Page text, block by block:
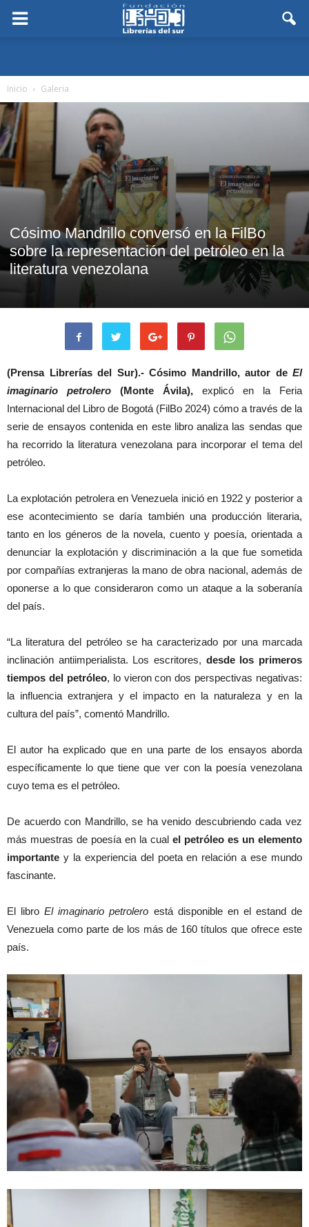
Inicio Galeria
Cósimo Mandrillo conversó en la FilBo
sobre la representación del petróleo en la
literatura venezolana
(Prensa Librerías del Sur).- Cósimo Mandrillo, autor de El
imaginario petrolero (Monte Ávila), explicó en la Feria
Internacional del Libro de Bogotá (FilBo 2024) cómo a través de la
serie de ensayos contenida en este libro analiza las sendas que
ha recorrido la literatura venezolana para incorporar el tema del
petróleo.
La explotación petrolera en Venezuela inició en 1922 y posterior a
ese acontecimiento se daría también una producción literaria,
tanto en los géneros de la novela, cuento y poesía, orientada a
denunciar la explotación y discriminación a la que fue sometida
por compañías extranjeras la mano de obra nacional, además de
oponerse a lo que consideraron como un ataque a la soberanía
del país.
“La literatura del petróleo se ha caracterizado por una marcada
inclinación antiimperialista. Los escritores, desde los primeros
tiempos del petróleo, lo vieron con dos perspectivas negativas:
la influencia extranjera y el impacto en la naturaleza y en la
cultura del país”, comentó Mandrillo.
El autor ha explicado que en una parte de los ensayos aborda
específicamente lo que tiene que ver con la poesía venezolana
cuyo tema es el petróleo.
De acuerdo con Mandrillo, se ha venido descubriendo cada vez
más muestras de poesía en la cual el petróleo es un elemento
importante y la experiencia del poeta en relación a ese mundo
fascinante.
El libroEl imaginario petrolero está disponible en el estand de
Venezuela como parte de los más de 160 títulos que ofrece este
país.